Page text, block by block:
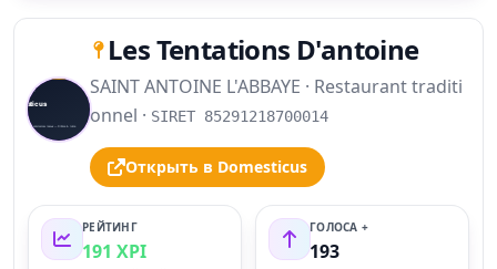
Les Tentations D'antoine
SAINT ANTOINE L'ABBAYE · Restaurant traditi
onnel · SIRET 85291218700014
Открыть в Domesticus
РЕЙТИНГ
191 XPI
ГОЛОСА +
193